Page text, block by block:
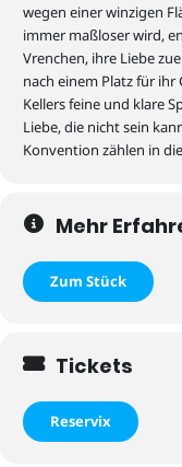
wegen einer winzigen
immer maßloser wird,
Vrenchen, ihre Liebe
nach einem Platz für ihr
Kellers feine und klare
Liebe, die nicht sein
Konvention zählen in
Mehr
Zum Stück
Tickets
Reservix